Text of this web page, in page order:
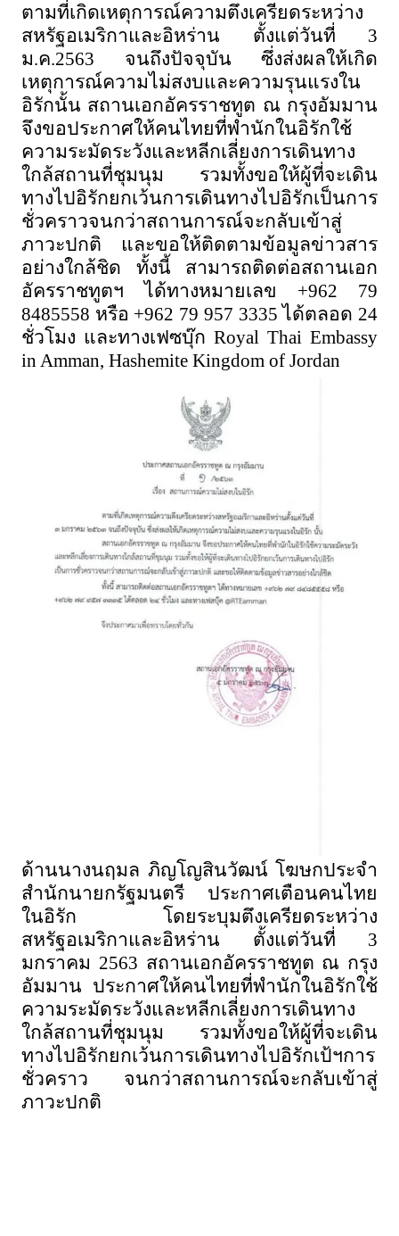
ตามที่เกิดเหตุการณ์ความตึงเครียดระหว่าง
สหรัฐอเมริกาและอิหร่าน ตั้งแต่วันที่ 3
ม.ค.2563 จนถึงปัจจุบัน ซึ่งส่งผลให้เกิด
เหตุการณ์ความไม่สงบและความรุนแรงใน
อิรักนั้น สถานเอกอัครราชทูต ณ กรุงอัมมาน
จึงขอประกาศให้คนไทยที่พำนักในอิรักใช้
ความระมัดระวังและหลีกเลี่ยงการเดินทาง
ใกล้สถานที่ชุมนุม รวมทั้งขอให้ผู้ที่จะเดิน
ทางไปอิรักยกเว้นการเดินทางไปอิรักเป็นการ
ชั่วคราวจนกว่าสถานการณ์จะกลับเข้าสู่
ภาวะปกติ และขอให้ติดตามข้อมูลข่าวสาร
อย่างใกล้ชิด ทั้งนี้ สามารถติดต่อสถานเอก
อัครราชทูตฯ ได้ทางหมายเลข +962 79
8485558 หรือ +962 79 957 3335 ได้ตลอด 24
ชั่วโมง และทางเฟซบุ๊ก Royal Thai Embassy
in Amman, Hashemite Kingdom of Jordan
ด้านนางนฤมล ภิญโญสินวัฒน์ โฆษกประจำ
สำนักนายกรัฐมนตรี ประกาศเตือนคนไทย
ในอิรัก โดยระบุมตึงเครียดระหว่าง
สหรัฐอเมริกาและอิหร่าน ตั้งแต่วันที่ 3
มกราคม 2563 สถานเอกอัครราชทูต ณ กรุง
อัมมาน ประกาศให้คนไทยที่พำนักในอิรักใช้
ความระมัดระวังและหลีกเลี่ยงการเดินทาง
ใกล้สถานที่ชุมนุม รวมทั้งขอให้ผู้ที่จะเดิน
ทางไปอิรักยกเว้นการเดินทางไปอิรักเป้ฯการ
ชั่วคราว จนกว่าสถานการณ์จะกลับเข้าสู่
ภาวะปกติ